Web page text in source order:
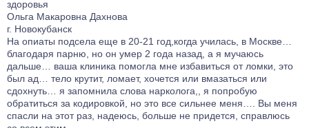
здоровья
Ольга Макаровна Дахнова
г. Новокубанск
На опиаты подсела еще в 20-21 год,когда училась, в Москве…
благодаря парню, но он умер 2 года назад, а я мучаюсь
дальше… ваша клиника помогла мне избавиться от ломки, это
был ад… тело крутит, ломает, хочется или вмазаться или
сдохнуть… я запомнила слова нарколога,, я попробую
обратиться за кодировкой, но это все сильнее меня…. Вы меня
спасли на этот раз, надеюсь, больше не придется, справлюсь